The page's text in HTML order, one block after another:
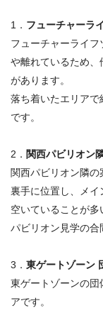
1． フューチャーラ
フューチャーライ
や離れているため、
があります。
落ち着いたエリアで
です。
2． 関西パビリオン
関西パビリオン隣
裏手に位置し、メ
空いていることが多
パビリオン見学の合
3． 東ゲートゾーン
東ゲートゾーンの団
アです。